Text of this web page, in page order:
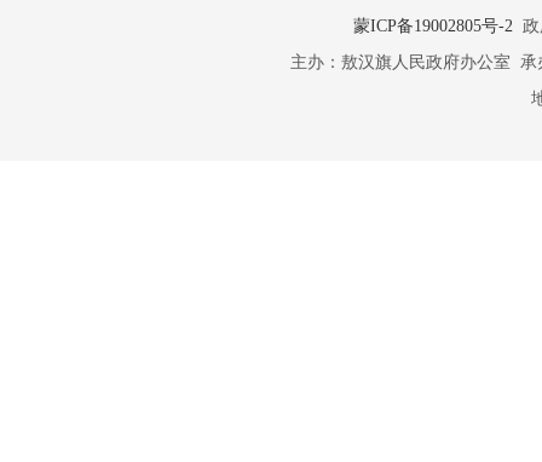
蒙ICP备19002805号-2政
主办：敖汉旗人民政府办公室